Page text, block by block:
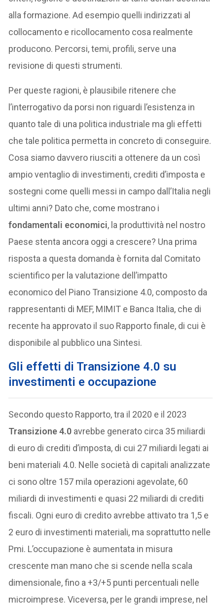
alla formazione. Ad esempio quelli indirizzati al
collocamento e ricollocamento cosa realmente
producono. Percorsi, temi, profili, serve una
revisione di questi strumenti.
Per queste ragioni, è plausibile ritenere che
l’interrogativo da porsi non riguardi l’esistenza in
quanto tale di una politica industriale ma gli effetti
che tale politica permetta in concreto di conseguire.
Cosa siamo davvero riusciti a ottenere da un così
ampio ventaglio di investimenti, crediti d’imposta e
sostegni come quelli messi in campo dall’Italia negli
ultimi anni? Dato che, come mostrano i
fondamentali economici, la produttività nel nostro
Paese stenta ancora oggi a crescere? Una prima
risposta a questa domanda è fornita dal Comitato
scientifico per la valutazione dell’impatto
economico del Piano Transizione 4.0, composto da
rappresentanti di MEF, MIMIT e Banca Italia, che di
recente ha approvato il suo Rapporto finale, di cui è
disponibile al pubblico una Sintesi.
Gli effetti di Transizione 4.0 su
investimenti e occupazione
Secondo questo Rapporto, tra il 2020 e il 2023
Transizione 4.0 avrebbe generato circa 35 miliardi
di euro di crediti d’imposta, di cui 27 miliardi legati ai
beni materiali 4.0. Nelle società di capitali analizzate
ci sono oltre 157 mila operazioni agevolate, 60
miliardi di investimenti e quasi 22 miliardi di crediti
fiscali. Ogni euro di credito avrebbe attivato tra 1,5 e
2 euro di investimenti materiali, ma soprattutto nelle
Pmi. L’occupazione è aumentata in misura
crescente man mano che si scende nella scala
dimensionale, fino a +3/+5 punti percentuali nelle
microimprese. Viceversa, per le grandi imprese, nel